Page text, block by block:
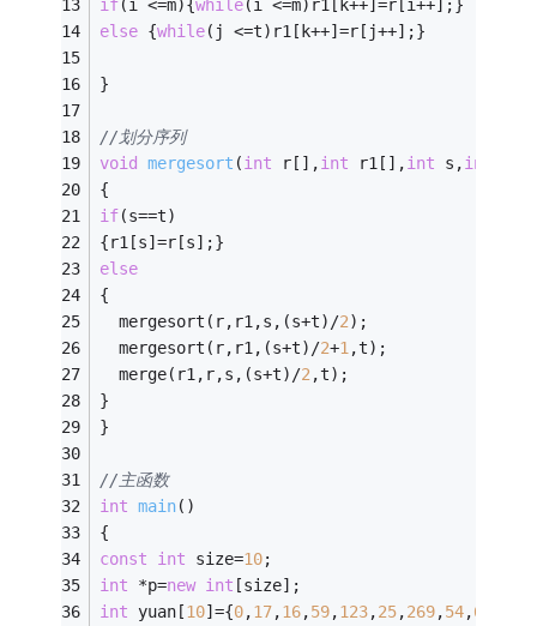
if(i <=m){while(i <=m)r1[k++]=r[i++];}
else {while(j <=t)r1[k++]=r[j++];}
}
//划分序列
void
mergesort (int r[],int r1[],int s,int
{
if(s==t)
{r1[s]=r[s];}
else
{
  mergesort(r,r1,s,(s+t)/
2);
  mergesort(r,r1,(s+t)/
2+1,t);
  merge(r1,r,s,(s+t)/
2,t);
}
}
//主函数
int main()
{
const
int size=10;
int *p=new int [size];
int yuan[10]={0,17,16,59,123,25,269,54,65